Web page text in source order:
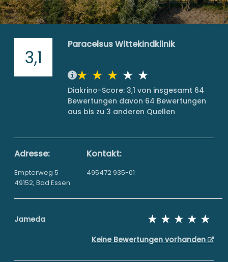
3,1
Paracelsus Wittekindklinik
Diakrino-Score: 3,1 von insgesamt 64
Bewertungen davon 64 Bewertungen
aus bis zu 3 anderen Quellen
Adresse:
Empterweg 5
49152, Bad Essen
Kontakt:
495472 935-01
Jameda
Keine Bewertungen vorhanden